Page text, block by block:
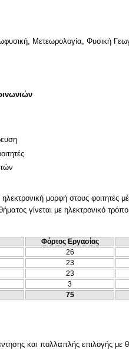
Μετεωρολογία, Φυσική
μορφή στους φοιτητές
γίνεται με ηλεκτρονικό
Φόρτος Εργασίας
26
23
23
3
75
και πολλαπλής επιλογής με